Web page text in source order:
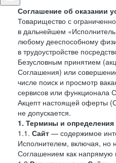
Соглашение об оказании
Товарищество с
в дальнейшем
любому дееспособному
в трудоустройстве
Безусловным принятием
Соглашения) или
числе поиск и просмотр
сервисов или функционала
Акцепт настоящей оферты
не допускается.
1. Термины и определения
1.1. Сайт — содержимое
Исполнителем, включая, но
Соглашением как напрямую